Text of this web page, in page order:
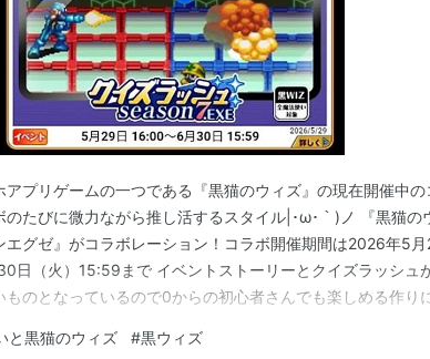
アプリゲームの一つである『黒猫のウィズ』の現在開催中の
のたびに微力ながら推し活するスタイル|･ω･｀)ノ 『黒猫の
エグゼ』がコラボレーション！コラボ開催期間は2026年5月
日（火）15:59まで イベントストーリーとクイズラッシュ
のとなっているので0からの初心者さんでも楽しめる作り
と黒猫のウィズ #黒ウィズ